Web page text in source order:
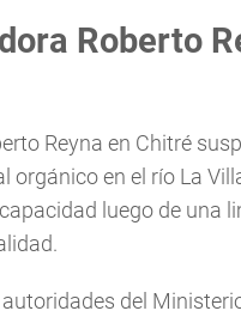
Roberto
Reyna en Chitré
orgánico en el río La
luego de
del